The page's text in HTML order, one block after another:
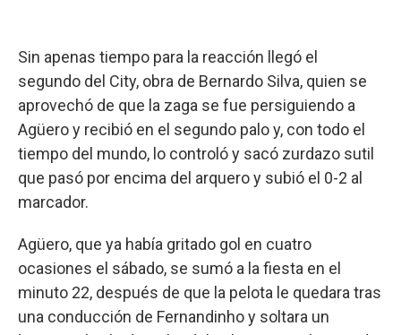
Sin apenas tiempo para la reacción llegó el
segundo del City, obra de Bernardo Silva, quien se
aprovechó de que la zaga se fue persiguiendo a
Agüero y recibió en el segundo palo y, con todo el
tiempo del mundo, lo controló y sacó zurdazo sutil
que pasó por encima del arquero y subió el 0-2 al
marcador.
Agüero, que ya había gritado gol en cuatro
ocasiones el sábado, se sumó a la fiesta en el
minuto 22, después de que la pelota le quedara tras
una conducción de Fernandinho y soltara un